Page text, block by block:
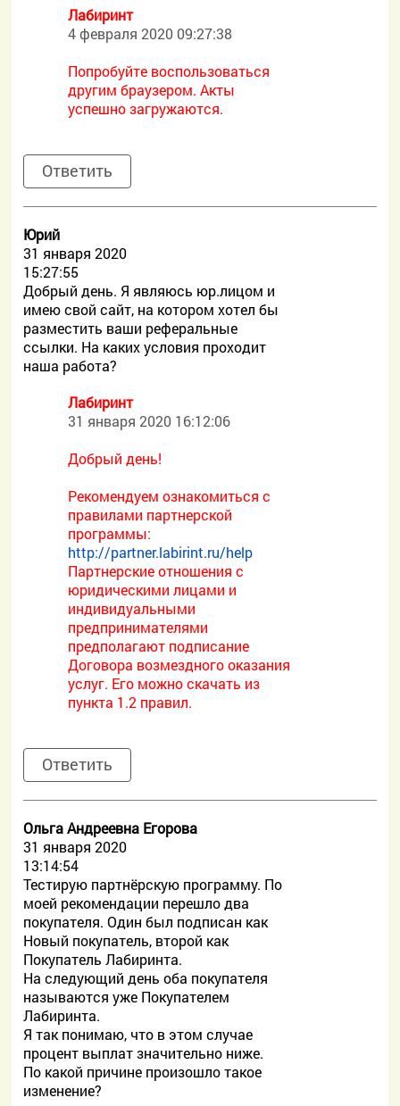
Лабиринт
4 февраля 2020 09:27:38
Попробуйте воспользоваться
другим браузером. Акты
успешно загружаются.
Ответить
Юрий
31 января 2020
15:27:55
Добрый день. Я являюсь юр.лицом и
имею свой сайт, на котором хотел бы
разместить ваши реферальные
ссылки. На каких условия проходит
наша работа?
Лабиринт
31 января 2020 16:12:06
Добрый день!
Рекомендуем ознакомиться с
правилами партнерской
программы:
http://partner.labirint.ru/help
Партнерские отношения с
юридическими лицами и
индивидуальными
предпринимателями
предполагают подписание
Договора возмездного оказания
услуг. Его можно скачать из
пункта 1.2 правил.
Ответить
Ольга Андреевна Егорова
31 января 2020
13:14:54
Тестирую партнёрскую программу. По
моей рекомендации перешло два
покупателя. Один был подписан как
Новый покупатель, второй как
Покупатель Лабиринта.
На следующий день оба покупателя
называются уже Покупателем
Лабиринта.
Я так понимаю, что в этом случае
процент выплат значительно ниже.
По какой причине произошло такое
изменение?